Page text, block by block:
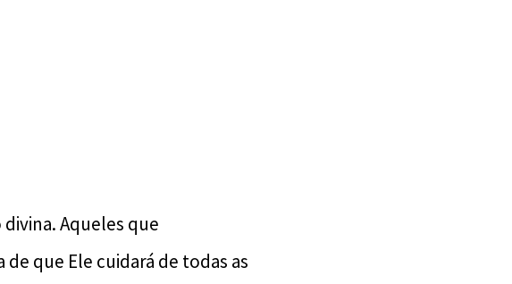
Aqueles que
que Ele cuidará de todas as